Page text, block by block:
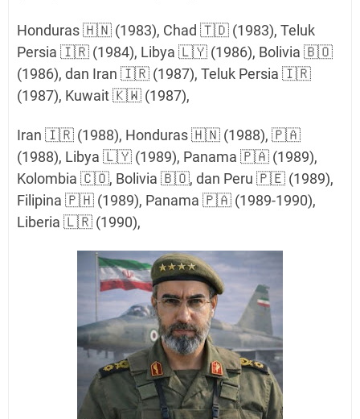
Honduras 🇭🇳 (1983), Chad 🇹🇩 (1983), Teluk
Persia 🇮🇷 (1984), Libya 🇱🇾 (1986), Bolivia 🇧🇴
(1986), dan Iran 🇮🇷 (1987), Teluk Persia 🇮🇷
(1987), Kuwait 🇰🇼 (1987),
Iran 🇮🇷 (1988), Honduras 🇭🇳 (1988), 🇵🇦
(1988), Libya 🇱🇾 (1989), Panama 🇵🇦 (1989),
Kolombia 🇨🇴, Bolivia 🇧🇴, dan Peru 🇵🇪 (1989),
Filipina 🇵🇭 (1989), Panama 🇵🇦 (1989-1990),
Liberia 🇱🇷 (1990),